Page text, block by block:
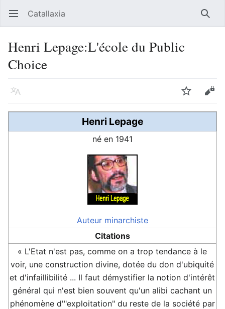
Ouvrir le menu principal Catallaxia
Henri Lepage:L'école du Public
Choice
Langue Suivre
Henri Lepage
né en 1941
Auteur minarchiste
Citations
« L'Etat n'est pas, comme on a trop tendance à le
voir, une construction divine, dotée du don d'ubiquité
et d'infaillibilité ... Il faut démystifier la notion d'intérêt
général qui n'est bien souvent qu'un alibi cachant un
phénomène d'"exploitation" du reste de la société par